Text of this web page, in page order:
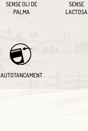
SENSE OLI DE
PALMA
SENSE
LACTOSA
AUTOTANCAMENT